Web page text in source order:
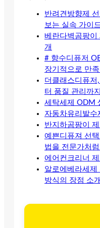
반려견방향제
보는 실속 가이
베란다벽곰팡이
개
# 향수디퓨저
장기적으로 만
더클래스디퓨저
터 품질 관리까
세탁세제 ODM
자동차유리발수
반지하곰팡이
예쁜디퓨져 선
법을 전문가처럼
에어컨크리너
알로에베라세제
방식의 장점 소개